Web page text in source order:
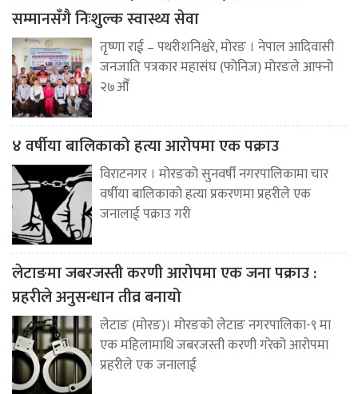
सम्मानसँगै निःशुल्क स्वास्थ्य सेवा
तृष्णा राई – पथरीशनिश्चरे, मोरङ । नेपाल आदिवासी
जनजाति पत्रकार महासंघ (फोनिज) मोरङले आफ्नो
२७औँ
४ वर्षीया बालिकाको हत्या आरोपमा एक पक्राउ
विराटनगर । मोरङको सुनवर्षी नगरपालिकामा चार
वर्षीया बालिकाको हत्या प्रकरणमा प्रहरीले एक
जनालाई पक्राउ गरी
लेटाङमा जबरजस्ती करणी आरोपमा एक जना पक्राउ :
प्रहरीले अनुसन्धान तीव्र बनायो
लेटाङ (मोरङ)। मोरङको लेटाङ नगरपालिका-९ मा
एक महिलामाथि जबरजस्ती करणी गरेको आरोपमा
प्रहरीले एक जनालाई